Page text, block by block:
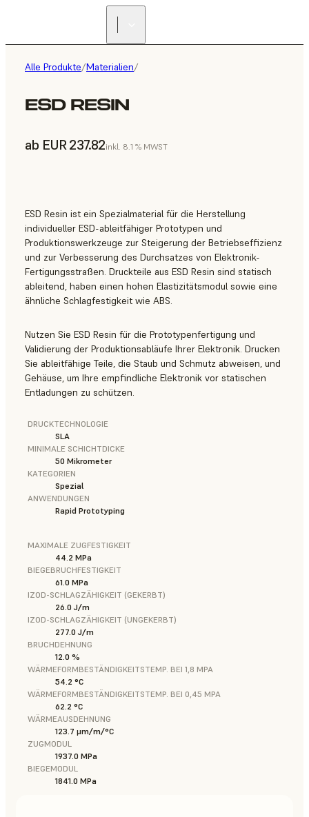
Alle Produkte/Materialien/
ESD RESIN
ab EUR 237.82inkl. 8.1 % MWST
ESD Resin ist ein Spezialmaterial für die Herstellung
individueller ESD-ableitfähiger Prototypen und
Produktionswerkzeuge zur Steigerung der Betriebseffizienz
und zur Verbesserung des Durchsatzes von Elektronik-
Fertigungsstraßen. Druckteile aus ESD Resin sind statisch
ableitend, haben einen hohen Elastizitätsmodul sowie eine
ähnliche Schlagfestigkeit wie ABS.
Nutzen Sie ESD Resin für die Prototypenfertigung und
Validierung der Produktionsabläufe Ihrer Elektronik. Drucken
Sie ableitfähige Teile, die Staub und Schmutz abweisen, und
Gehäuse, um Ihre empfindliche Elektronik vor statischen
Entladungen zu schützen.
DRUCKTECHNOLOGIE
SLA
MINIMALE SCHICHTDICKE
50 Mikrometer
KATEGORIEN
Spezial
ANWENDUNGEN
Rapid Prototyping
MAXIMALE ZUGFESTIGKEIT
44.2 MPa
BIEGEBRUCHFESTIGKEIT
61.0 MPa
IZOD-SCHLAGZÄHIGKEIT (GEKERBT)
26.0 J/m
IZOD-SCHLAGZÄHIGKEIT (UNGEKERBT)
277.0 J/m
BRUCHDEHNUNG
12.0 %
WÄRMEFORMBESTÄNDIGKEITSTEMP. BEI 1,8 MPA
54.2 °C
WÄRMEFORMBESTÄNDIGKEITSTEMP. BEI 0,45 MPA
62.2 °C
WÄRMEAUSDEHNUNG
123.7 μm/m/°C
ZUGMODUL
1937.0 MPa
BIEGEMODUL
1841.0 MPa